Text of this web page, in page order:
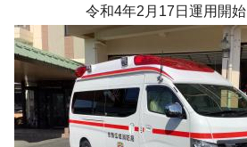
令和4年2月17日運用開始